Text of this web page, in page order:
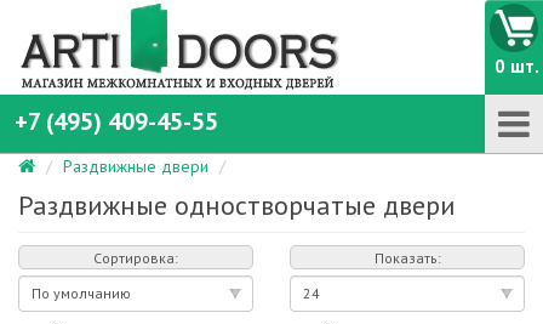
+7 (495) 409-45-55
0 шт.
Раздвижные двери
Раздвижные одностворчатые двери
Сортировка: Показать: